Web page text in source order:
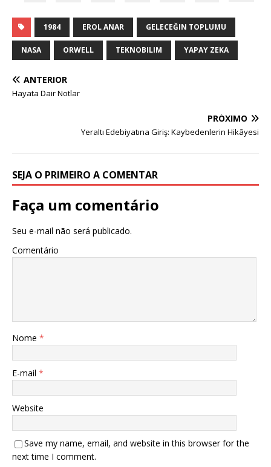
1984 EROL ANAR GELECEĞIN TOPLUMU
NASA ORWELL TEKNOBILIM YAPAY ZEKA
ANTERIOR
Hayata Dair Notlar
PRÓXIMO
Yeraltı Edebiyatına Giriş: Kaybedenlerin Hikâyesi
SEJA O PRIMEIRO A COMENTAR
Faça um comentário
Seu e-mail não será publicado.
Comentário
Nome *
E-mail *
Website
Save my name, email, and website in this browser for the
next time I comment.